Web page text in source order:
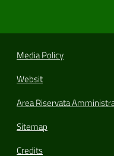
Media Policy
Websit
Area Riservata
Sitemap
Credits